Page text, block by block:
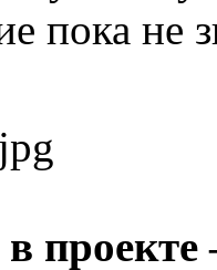
пока не
проекте